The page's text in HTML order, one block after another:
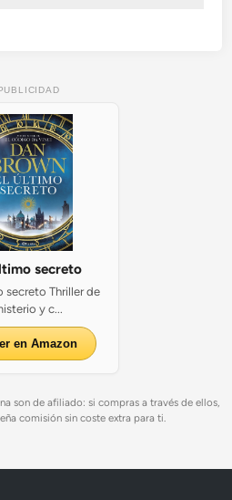
secreto
secreto Thriller de
y c...
en Amazon
son de afiliado: si compras a través de ellos,
comisión sin coste extra para ti.